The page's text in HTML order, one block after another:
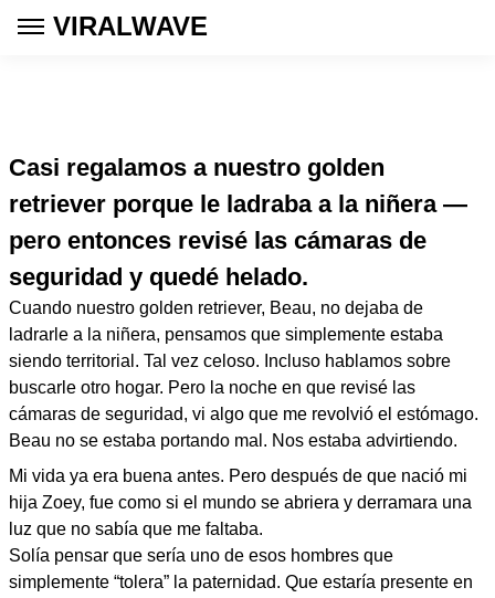
VIRALWAVE
Casi regalamos a nuestro golden
retriever porque le ladraba a la niñera —
pero entonces revisé las cámaras de
seguridad y quedé helado.
Cuando nuestro golden retriever, Beau, no dejaba de
ladrarle a la niñera, pensamos que simplemente estaba
siendo territorial. Tal vez celoso. Incluso hablamos sobre
buscarle otro hogar. Pero la noche en que revisé las
cámaras de seguridad, vi algo que me revolvió el estómago.
Beau no se estaba portando mal. Nos estaba advirtiendo.
Mi vida ya era buena antes. Pero después de que nació mi
hija Zoey, fue como si el mundo se abriera y derramara una
luz que no sabía que me faltaba.
Solía pensar que sería uno de esos hombres que
simplemente “tolera” la paternidad. Que estaría presente en